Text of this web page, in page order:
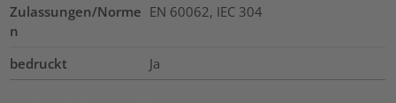
Zulassungen/Norme
n
EN 60062, IEC 304
bedruckt Ja